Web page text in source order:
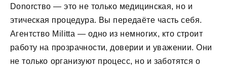
Donorство — это не только медицинская, но и
этическая процедура. Вы передаёте часть себя.
Агентство Militta — одно из немногих, кто строит
работу на прозрачности, доверии и уважении. Они
не только организуют процесс, но и заботятся о